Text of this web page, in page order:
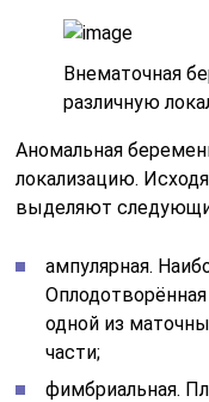
Внематочная
различную
Аномальная
локализацию.
выделяют
ампулярная.
одной из
части;
фимбриальная.